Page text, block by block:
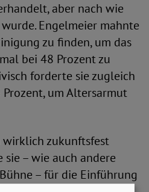
aber nach wie
Engelmeier mahnte
zu finden, um das
bei 48 Prozent zu
forderte sie zugleich
um Altersarmut
wirklich zukunftsfest
– wie auch andere
– für die Einführung